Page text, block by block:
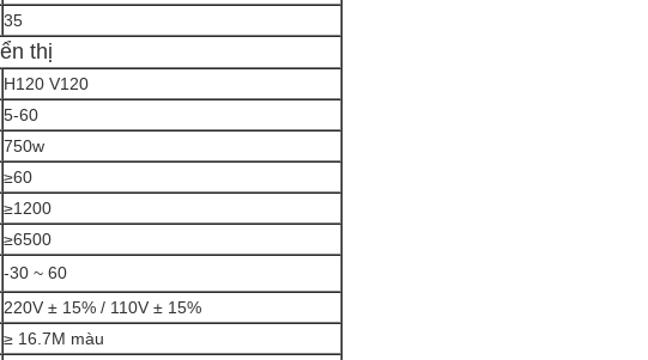
35
thị
H120 V120
5-60
750w
≥60
≥1200
≥6500
-30 ~ 60
220V ± 15% / 110V ± 15%
≥ 16.7M màu